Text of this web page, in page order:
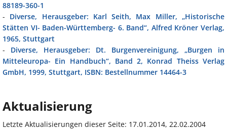
88189-360-1
- Diverse, Herausgeber: Karl Seith, Max Miller, „Historische
Stätten VI- Baden-Württemberg- 6. Band“, Alfred Kröner Verlag,
1965, Stuttgart
- Diverse, Herausgeber: Dt. Burgenvereinigung, „Burgen in
Mitteleuropa- Ein Handbuch“, Band 2, Konrad Theiss Verlag
GmbH, 1999, Stuttgart, ISBN: Bestellnummer 14464-3
Aktualisierung
Letzte Aktualisierungen dieser Seite: 17.01.2014, 22.02.2004